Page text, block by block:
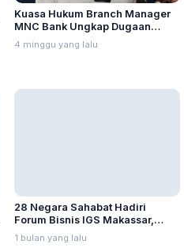
Kuasa Hukum Branch Manager
MNC Bank Ungkap Dugaan
Penganiayaan oleh Hary Tanoe
di MNC Towe
4 minggu yang lalu
28 Negara Sahabat Hadiri
Forum Bisnis IGS Makassar,
Munafri Tawarkan Investasi
1 bulan yang lalu